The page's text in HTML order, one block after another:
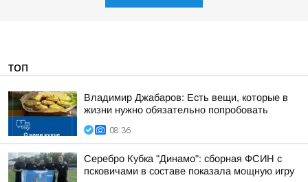
ТОП
Владимир Джабаров: Есть вещи, которые в
жизни нужно обязательно попробовать
08:36
Серебро Кубка "Динамо": сборная ФСИН с
псковичами в составе показала мощную игру